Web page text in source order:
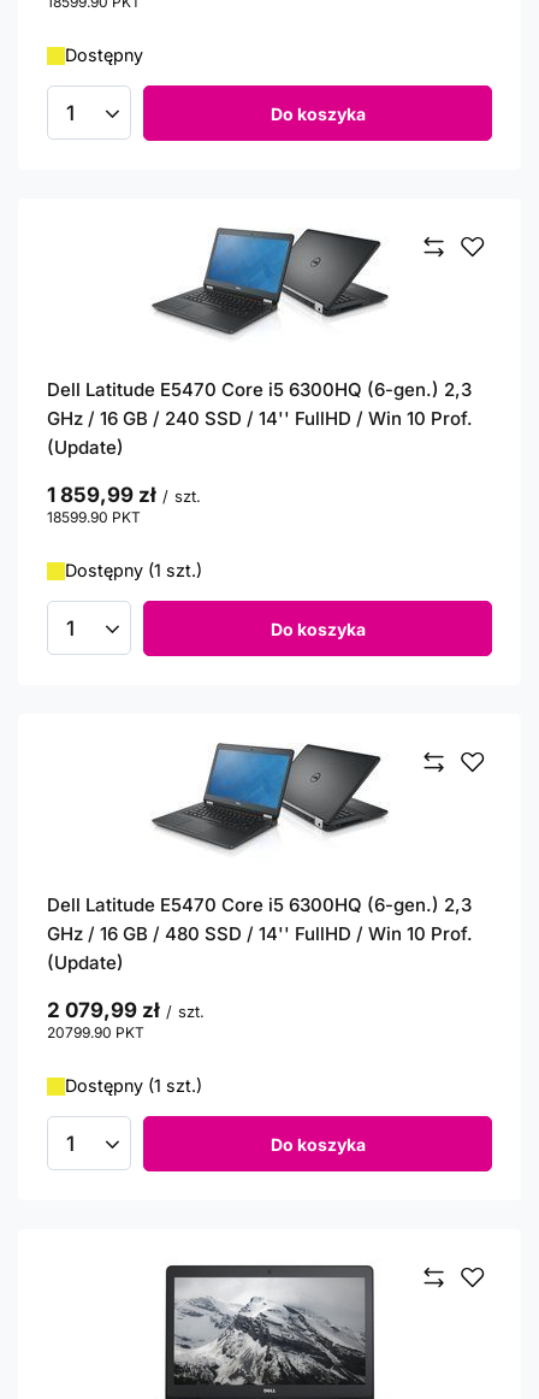
Dostępny
Ilość produktów Do koszyka
Dell Latitude E5470 Core i5 6300HQ (6-gen.) 2,3
GHz / 16 GB / 240 SSD / 14'' FullHD / Win 10 Prof.
(Update)
1 859,99 zł / szt.
18599.90 PKT
Dostępny (1 szt.)
Ilość produktów Do koszyka
Dell Latitude E5470 Core i5 6300HQ (6-gen.) 2,3
GHz / 16 GB / 480 SSD / 14'' FullHD / Win 10 Prof.
(Update)
2 079,99 zł / szt.
20799.90 PKT
Dostępny (1 szt.)
Ilość produktów Do koszyka